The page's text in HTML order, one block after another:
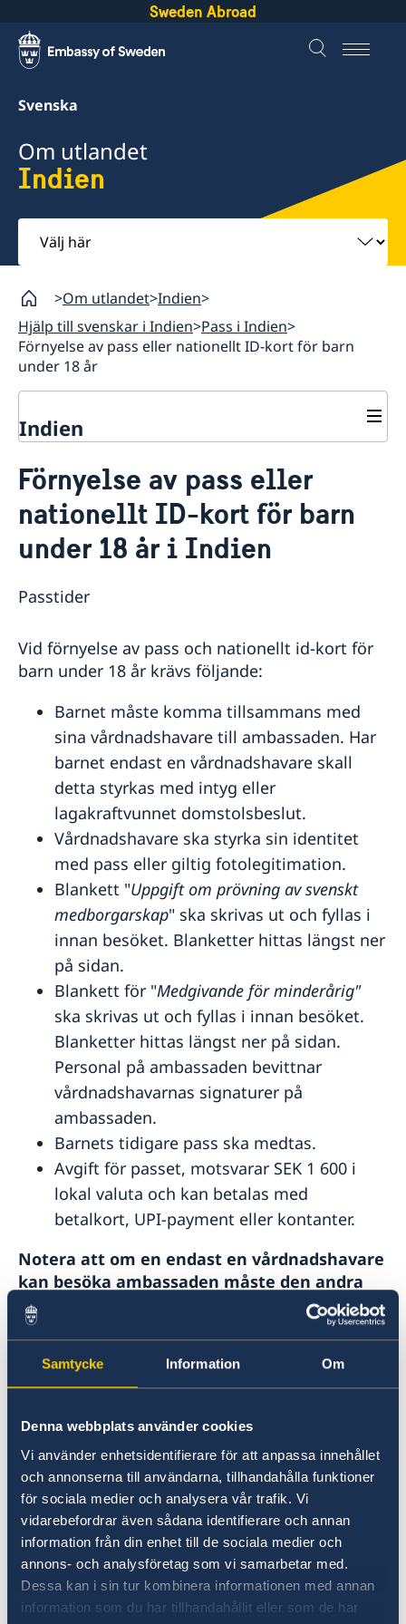
Samtycke Information Om
Denna webbplats använder cookies
Vi använder enhetsidentifierare för att anpassa innehållet
och annonserna till användarna, tillhandahålla funktioner
för sociala medier och analysera vår trafik. Vi
vidarebefordrar även sådana identifierare och annan
information från din enhet till de sociala medier och
annons- och analysföretag som vi samarbetar med.
Dessa kan i sin tur kombinera informationen med annan
information som du har tillhandahållit eller som de har
Sweden Abroad
Svenska
Om utlandet
Indien
Välj
här
Om utlandet Indien
Hjälp till svenskar i Indien Pass i Indien
Förnyelse av pass eller nationellt ID-kort för barn
under 18 år
Indien
Hjälp till svenskar i Indien
Rösta i Indien
Konsulär hjälp
Pass i Indien
under 18 år
Förlust av pass
Provisoriskt pass
Nationellt ID-kort
Samordningsnummer
Ansökan om pass och samordningsnummer för barn
under 18 år
Akut hjälp
Ekonomiskt nödställd - Hjälp till självhjälp
Larmcentraler
Arv i internationella situationer
Förnyelse av körkort
Gifta sig i Indien
Viseringar till Indien
Surrogat
Legaliseringar
Advokatlista
Reseinformation Indien
Ambassaden New Delhi reseinformation
Aktuella händelser
Allmänna säkerhetsläget i Indien
Terrorism
Naturförhållanden och katastrofer
In- och utresebestämmelser
Hälso- och sjukvård
Lokala lagar och sedvänjor
Kriminalitet och personlig säkerhet
Trafiksäkerhet
Om olyckan är framme
Service för svenska företag
Utvecklingssamarbete
Förnyelse av pass eller
nationellt ID-kort för barn
under 18 år i Indien
Passtider
Vid förnyelse av pass och nationellt id-kort för
barn under 18 år krävs följande:
Barnet måste komma tillsammans med
sina vårdnadshavare till ambassaden. Har
barnet endast en vårdnadshavare skall
detta styrkas med intyg eller
lagakraftvunnet domstolsbeslut.
Vårdnadshavare ska styrka sin identitet
med pass eller giltig fotolegitimation.
Blankett "Uppgift om prövning av svenskt
medborgarskap" ska skrivas ut och fyllas i
innan besöket. Blanketter hittas längst ner
på sidan.
Blankett för "Medgivande för minderårig"
ska skrivas ut och fyllas i innan besöket.
Blanketter hittas längst ner på sidan.
Personal på ambassaden bevittnar
vårdnadshavarnas signaturer på
ambassaden.
Barnets tidigare pass ska medtas.
Avgift för passet, motsvarar SEK 1 600 i
lokal valuta och kan betalas med
betalkort, UPI-payment eller kontanter.
Notera att om en endast en vårdnadshavare
kan besöka ambassaden måste den andra
vårdnadshavarens medgivande samt
fotolegitimation- eller passkopia lämnas in
svensk myndighet, det vill säga
passmyndighet i Sverige eller svensk
ambassad eller konsulat i utlandet.
Obs! Alla handlingar måste vara
originalhandlingar.
För barn under 12 år är giltighetstiden 3 år.
Tidsbokning